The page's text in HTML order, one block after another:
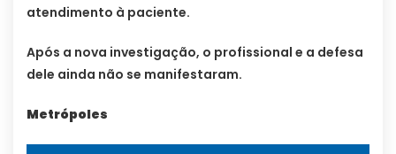
atendimento à paciente.
Após a nova investigação, o profissional e a defesa
dele ainda não se manifestaram.
Metrópoles